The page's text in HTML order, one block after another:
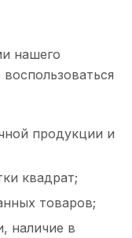
нашего
продукции и
квадрат;
товаров;
наличие в